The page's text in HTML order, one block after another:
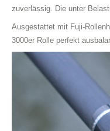
zuverlässig. Die unter
Ausgestattet mit Fuji-
3000er Rolle perfekt